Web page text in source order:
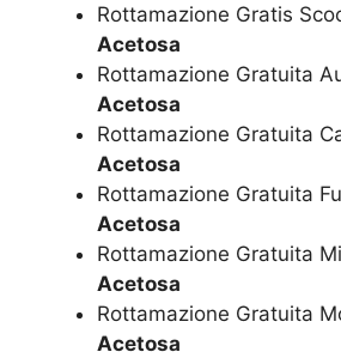
Rottamazione Gratis
Acetosa
Rottamazione Gratuita
Acetosa
Rottamazione Gratuita
Acetosa
Rottamazione Gratuita
Acetosa
Rottamazione Gratuita
Acetosa
Rottamazione Gratuita
Acetosa